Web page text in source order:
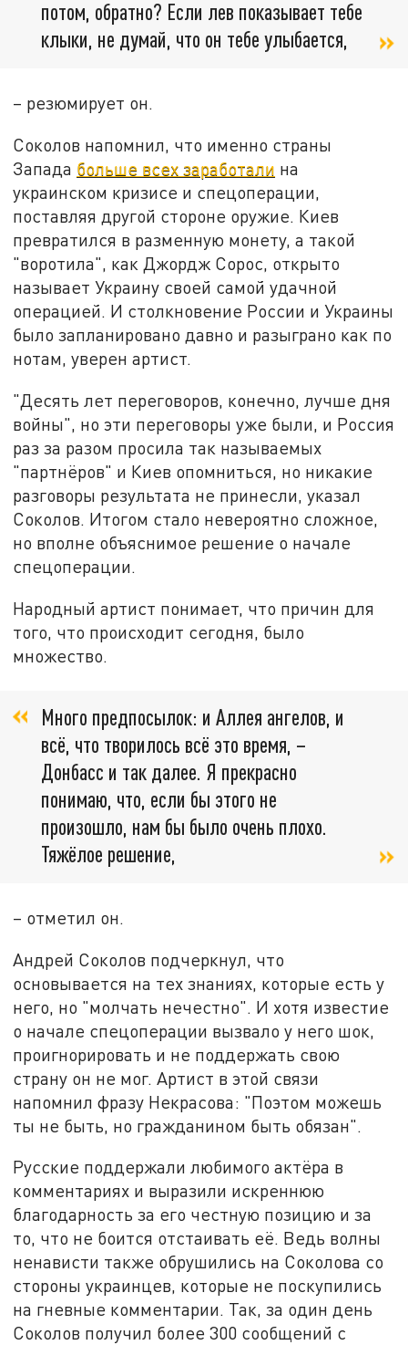
потом, обратно? Если лев показывает тебе
клыки, не думай, что он тебе улыбается,
– резюмирует он.
Соколов напомнил, что именно страны
Запада больше всех заработали на
украинском кризисе и спецоперации,
поставляя другой стороне оружие. Киев
превратился в разменную монету, а такой
"воротила", как Джордж Сорос, открыто
называет Украину своей самой удачной
операцией. И столкновение России и Украины
было запланировано давно и разыграно как по
нотам, уверен артист.
"Десять лет переговоров, конечно, лучше дня
войны", но эти переговоры уже были, и Россия
раз за разом просила так называемых
"партнёров" и Киев опомниться, но никакие
разговоры результата не принесли, указал
Соколов. Итогом стало невероятно сложное,
но вполне объяснимое решение о начале
спецоперации.
Народный артист понимает, что причин для
того, что происходит сегодня, было
множество.
Много предпосылок: и Аллея ангелов, и
всё, что творилось всё это время, –
Донбасс и так далее. Я прекрасно
понимаю, что, если бы этого не
произошло, нам бы было очень плохо.
Тяжёлое решение,
– отметил он.
Андрей Соколов подчеркнул, что
основывается на тех знаниях, которые есть у
него, но "молчать нечестно". И хотя известие
о начале спецоперации вызвало у него шок,
проигнорировать и не поддержать свою
страну он не мог. Артист в этой связи
напомнил фразу Некрасова: "Поэтом можешь
ты не быть, но гражданином быть обязан".
Русские поддержали любимого актёра в
комментариях и выразили искреннюю
благодарность за его честную позицию и за
то, что не боится отстаивать её. Ведь волны
ненависти также обрушились на Соколова со
стороны украинцев, которые не поскупились
на гневные комментарии. Так, за один день
Соколов получил более 300 сообщений с